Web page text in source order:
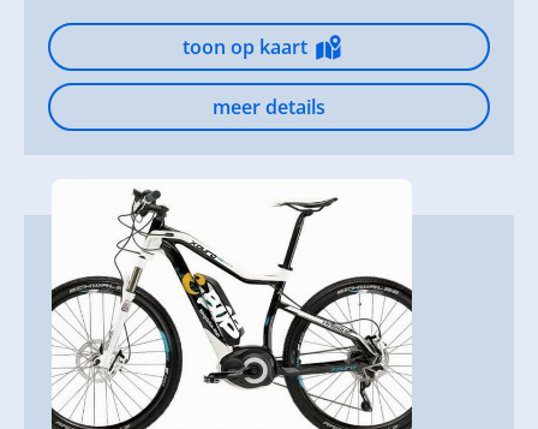
toon op kaart
meer details